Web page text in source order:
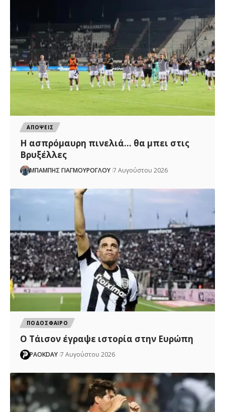
ΑΠΟΨΕΙΣ
Η ασπρόμαυρη πινελιά… θα μπει στις
Βρυξέλλες
ΜΠΑΜΠΗΣ ΓΙΑΓΜΟΥΡΟΓΛΟΥ 7 Αυγούστου 2026
ΠΟΔΟΣΦΑΙΡΟ
Ο Τάισον έγραψε ιστορία στην Ευρώπη
PAOKDAY 7 Αυγούστου 2026